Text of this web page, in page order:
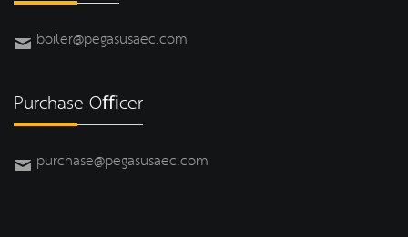
boiler@pegasusaec.com
Purchase Oﬃcer
purchase@pegasusaec.com